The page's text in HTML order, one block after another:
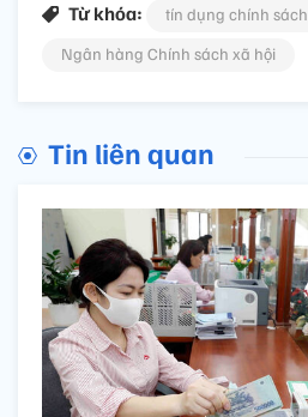
Từ khóa: tín dụng chính sách
Ngân hàng Chính sách xã hội
Tin liên quan